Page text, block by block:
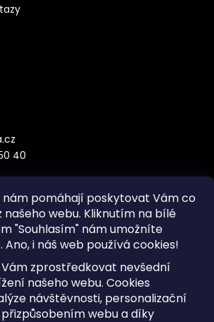
nám pomáhají poskytovat Vám co
našeho webu. Kliknutím na bílé
"Souhlasím" nám umožníte
Ano, i náš web používá cookies!
zprostředkovat nevšední
našeho webu. Cookies
návštěvnosti, personalizační
webu a díky
40